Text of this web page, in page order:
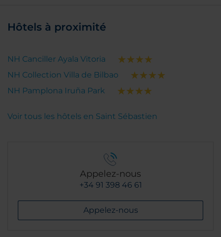
Hôtels à proximité
NH Canciller Ayala Vitoria
NH Collection Villa de Bilbao
NH Pamplona Iruña Park
Voir tous les hôtels en Saint Sébastien
Appelez-nous
+34 91 398 46 61
Appelez-nous